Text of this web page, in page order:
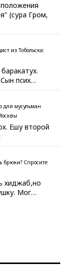
(сура Гром,
из Тобольска:
псих…
для мусульман
Ешу второй
Спросите
хиджаб,но
Мог…